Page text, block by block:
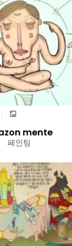
mente
페인팅